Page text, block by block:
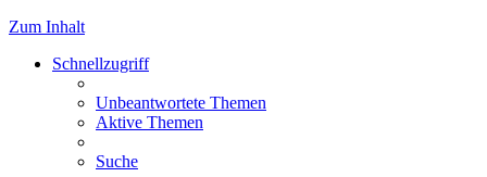
Zum Inhalt
Schnellzugriff
Unbeantwortete Themen
Aktive Themen
Suche